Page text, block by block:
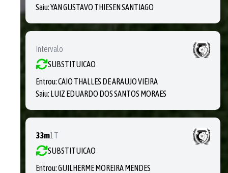
Saiu:YAN GUSTAVO THIESEN SANTIAGO
Intervalo
SUBSTITUICAO
Entrou:CAIO THALLES DE ARAUJO VIEIRA
Saiu: LUIZ EDUARDO DOS SANTOS MORAES
33m1T
SUBSTITUICAO
Entrou:GUILHERME MOREIRA MENDES